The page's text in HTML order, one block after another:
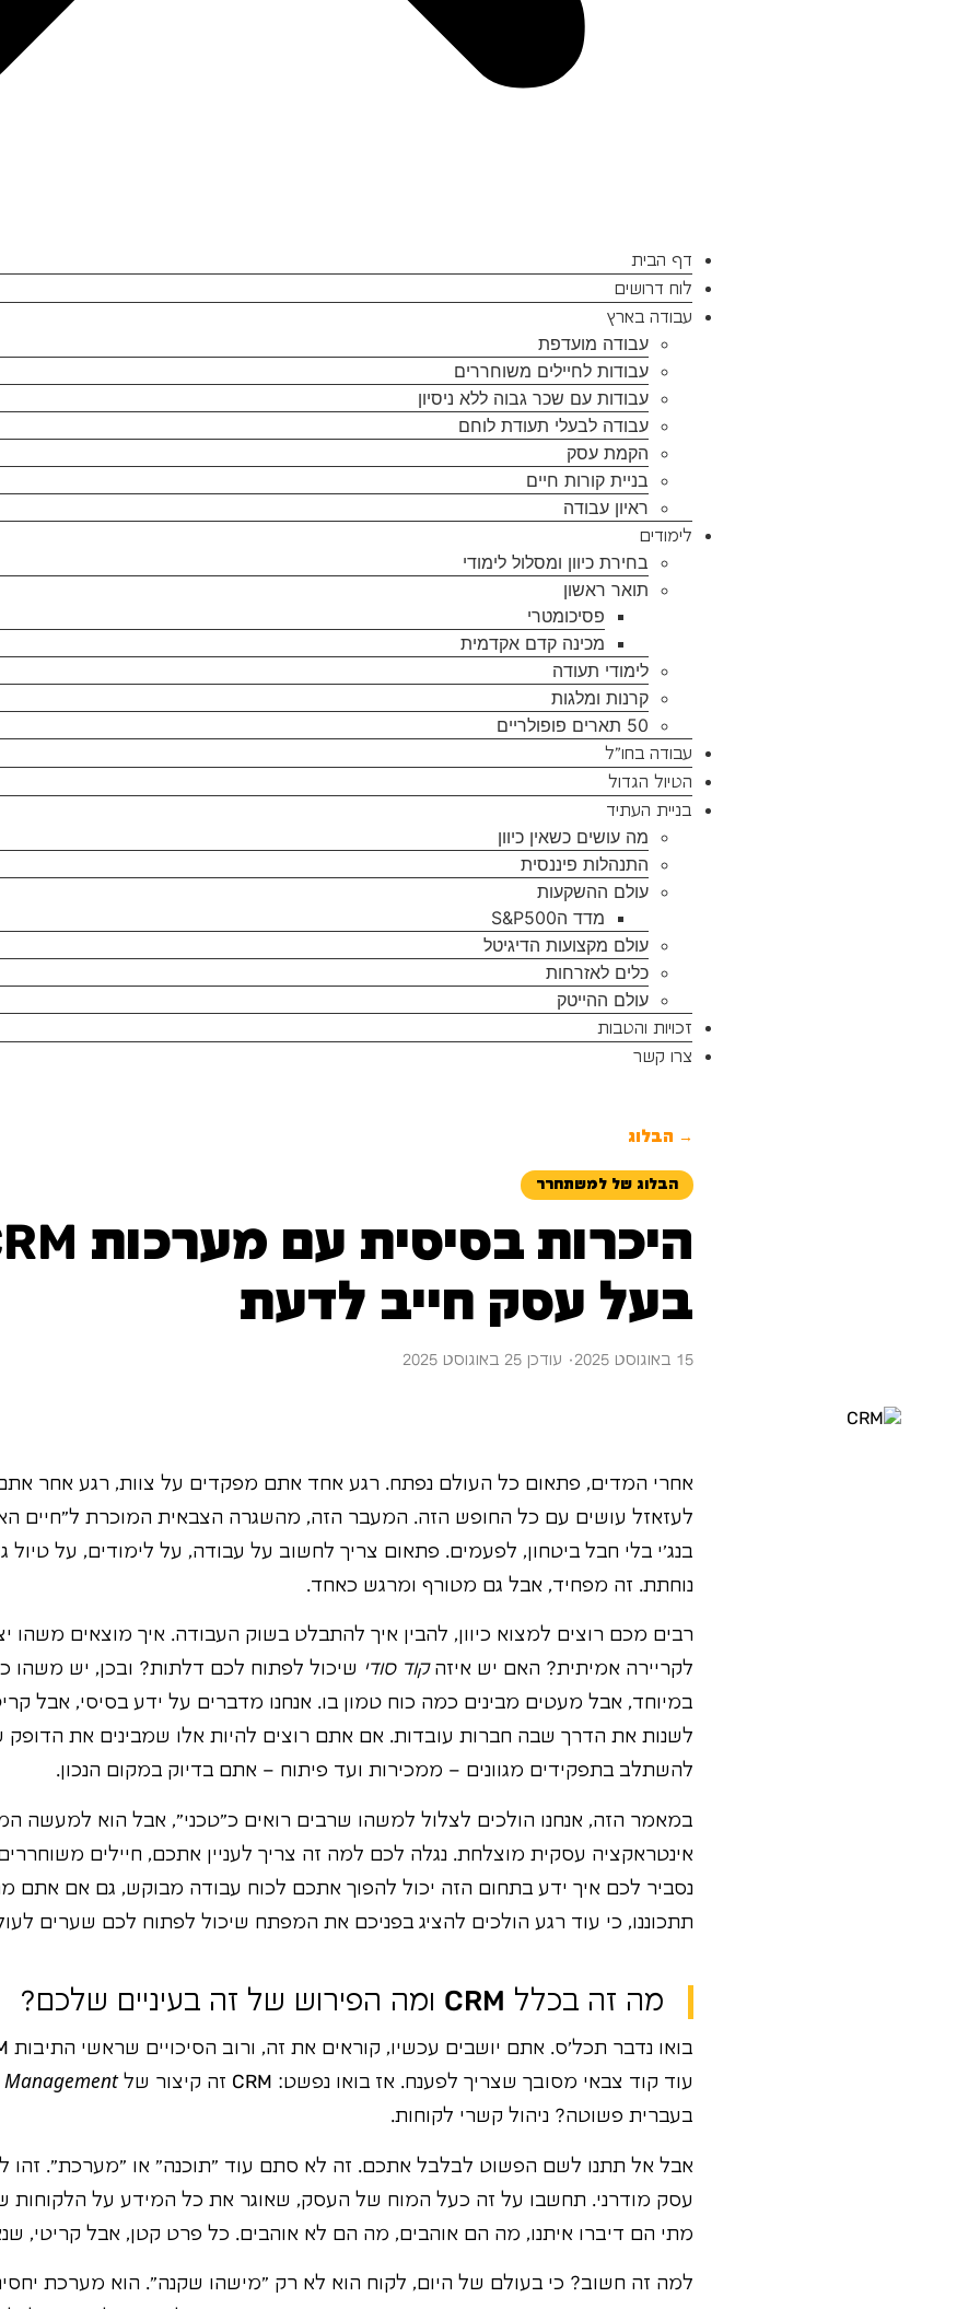
דף הבית
לוח דרושים
עבודה בארץ
עבודה מועדפת
עבודות לחיילים משוחררים
עבודות עם שכר גבוה ללא ניסיון
עבודה לבעלי תעודת לוחם
הקמת עסק
בניית קורות חיים
ראיון עבודה
לימודים
בחירת כיוון ומסלול לימודי
תואר ראשון
פסיכומטרי
מכינה קדם אקדמית
לימודי תעודה
קרנות ומלגות
50 תארים פופולריים
עבודה בחו”ל
הטיול הגדול
בניית העתיד
מה עושים כשאין כיוון
התנהלות פיננסית
עולם ההשקעות
מדד הS&P500
עולם מקצועות הדיגיטל
כלים לאזרחות
עולם ההייטק
זכויות והטבות
צרו קשר
→ הבלוג
הבלוג של למשתחרר
בעל עסק חייב לדעת
15 באוגוסט 2025 · עודכן 25 באוגוסט 2025
אחרי המדים, פתאום כל העולם נפתח. רגע אחד אתם מפקדים על צוות, רגע אחר
לעזאזל עושים עם כל החופש הזה. המעבר הזה, מהשגרה הצבאית המוכרת ל"חיים
בנג'י בלי חבל ביטחון, לפעמים. פתאום צריך לחשוב על עבודה, על לימודים, על טיול
נוחתת. זה מפחיד, אבל גם מטורף ומרגש כאחד.
רבים מכם רוצים למצוא כיוון, להבין איך להתבלט בשוק העבודה. איך מוצאים משהו
לקריירה אמיתית? האם יש איזהקוד סודי שיכול לפתוח לכם דלתות? ובכן, יש משהו
במיוחד, אבל מעטים מבינים כמה כוח טמון בו. אנחנו מדברים על ידע בסיסי, אבל
לשנות את הדרך שבה חברות עובדות. אם אתם רוצים להיות אלו שמבינים את הדופק
להשתלב בתפקידים מגוונים – ממכירות ועד פיתוח – אתם בדיוק במקום הנכון.
במאמר הזה, אנחנו הולכים לצלול למשהו שרבים רואים כ"טכני", אבל הוא למעשה
אינטראקציה עסקית מוצלחת. נגלה לכם למה זה צריך לעניין אתכם, חיילים
נסביר לכם איך ידע בתחום הזה יכול להפוך אתכם לכוח עבודה מבוקש, גם אם אתם
תתכוננו, כי עוד רגע הולכים להציג בפניכם את המפתח שיכול לפתוח לכם שערים
מה זה בכלל CRM ומה הפירוש של זה בעיניים שלכם?
עוד קוד צבאי מסובך שצריך לפענח. אז בואו נפשט: CRM זה קיצור של
Management
בעברית פשוטה? ניהול קשרי לקוחות.
אבל אל תתנו לשם הפשוט לבלבל אתכם. זה לא סתם עוד "תוכנה" או "מערכת". זהו
עסק מודרני. תחשבו על זה כעל המוח של העסק, שאוגר את כל המידע על הלקוחות
מתי הם דיברו איתנו, מה הם אוהבים, מה הם לא אוהבים. כל פרט קטן, אבל קריטי,
למה זה חשוב? כי בעולם של היום, לקוח הוא לא רק "מישהו שקנה". הוא מערכת